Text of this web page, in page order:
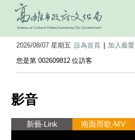
2026/08/07 星期五 設為首頁
加入最愛
您是第 002609812 位訪客
影音
新藝‧Link 南面而歌‧MV